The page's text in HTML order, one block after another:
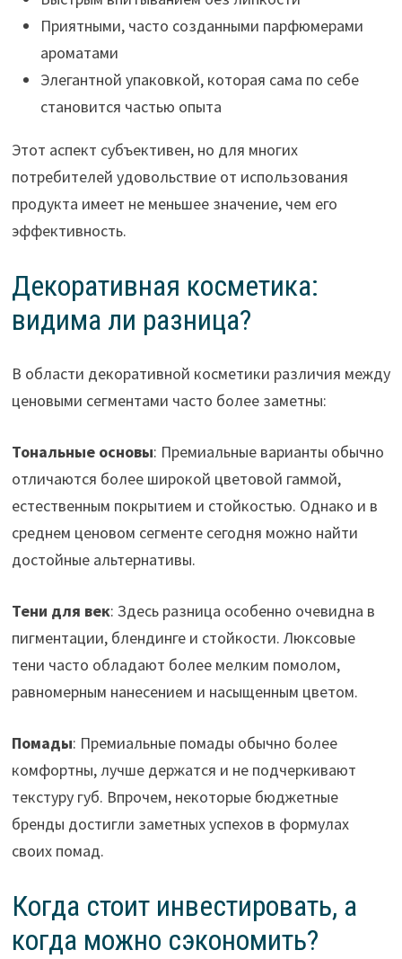
Приятными, часто созданными парфюмерами
ароматами
Элегантной упаковкой, которая сама по себе
становится частью опыта
Этот аспект субъективен, но для многих
потребителей удовольствие от использования
продукта имеет не меньшее значение, чем его
эффективность.
Декоративная косметика:
видима ли разница?
В области декоративной косметики различия между
ценовыми сегментами часто более заметны:
Тональные основы: Премиальные варианты обычно
отличаются более широкой цветовой гаммой,
естественным покрытием и стойкостью. Однако и в
среднем ценовом сегменте сегодня можно найти
достойные альтернативы.
Тени для век: Здесь разница особенно очевидна в
пигментации, блендинге и стойкости. Люксовые
тени часто обладают более мелким помолом,
равномерным нанесением и насыщенным цветом.
Помады: Премиальные помады обычно более
комфортны, лучше держатся и не подчеркивают
текстуру губ. Впрочем, некоторые бюджетные
бренды достигли заметных успехов в формулах
своих помад.
Когда стоит инвестировать, а
когда можно сэкономить?